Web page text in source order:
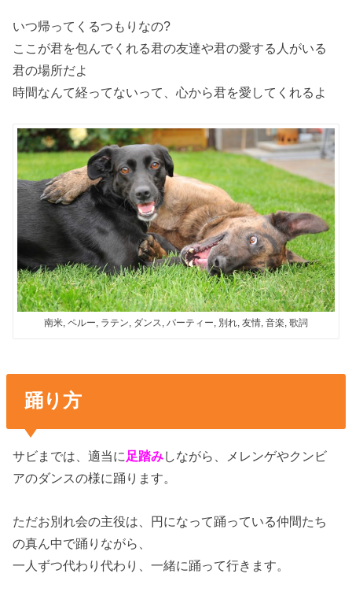
いつ帰ってくるつもりなの?
ここが君を包んでくれる君の友達や君の愛する人がいる
君の場所だよ
時間なんて経ってないって、心から君を愛してくれるよ
南米, ペルー, ラテン, ダンス, パーティー, 別れ, 友情, 音楽, 歌詞
踊り方
サビまでは、適当に 足踏みしながら、メレンゲやクンビ
アのダンスの様に踊ります。
ただお別れ会の主役は、円になって踊っている仲間たち
の真ん中で踊りながら、
一人ずつ代わり代わり、一緒に踊って行きます。